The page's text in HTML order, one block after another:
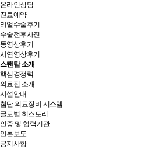
온라인상담
진료예약
리얼수술후기
수술전후사진
동영상후기
시연영상후기
스탠탑 소개
핵심경쟁력
의료진 소개
시설안내
첨단 의료장비 시스템
글로벌 히스토리
인증 및 협력기관
언론보도
공지사항